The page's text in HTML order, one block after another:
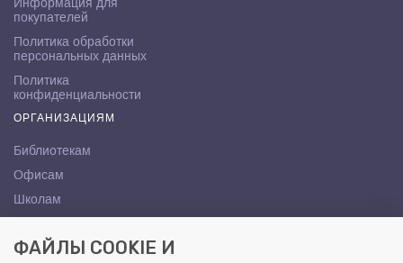
покупателей
Политика обработки
персональных данных
Политика
конфиденциальности
ОРГАНИЗАЦИЯМ
Библиотекам
Офисам
Школам
КОНТАКТЫ
ФАЙЛЫ COOKIE И